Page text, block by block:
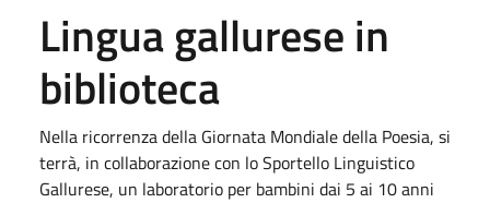
Lingua gallurese in
biblioteca
Nella ricorrenza della Giornata Mondiale della Poesia, si
terrà, in collaborazione con lo Sportello Linguistico
Gallurese, un laboratorio per bambini dai 5 ai 10 anni